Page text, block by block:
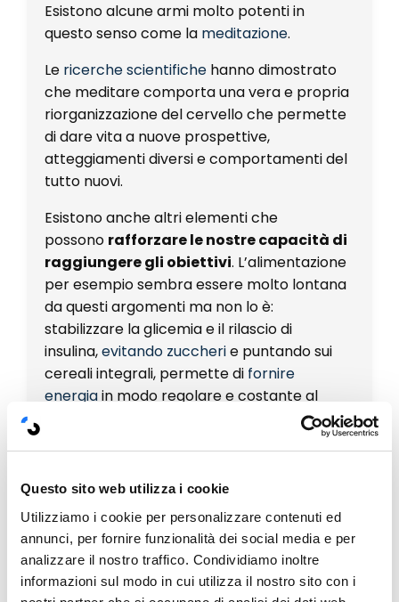
Questo sito web utilizza i cookie
Utilizziamo i cookie per personalizzare contenuti ed
annunci, per fornire funzionalità dei social media e per
analizzare il nostro traffico. Condividiamo inoltre
informazioni sul modo in cui utilizza il nostro sito con i
Esistono alcune armi molto potenti in
questo senso come la meditazione.
Le ricerche scientifiche hanno dimostrato
che meditare comporta una vera e propria
riorganizzazione del cervello che permette
di dare vita a nuove prospettive,
atteggiamenti diversi e comportamenti del
tutto nuovi.
Esistono anche altri elementi che
possono rafforzare le nostre capacità di
raggiungere gli obiettivi. L’alimentazione
per esempio sembra essere molto lontana
da questi argomenti ma non lo è:
stabilizzare la glicemia e il rilascio di
insulina,evitando zuccherie puntando sui
cereali integrali, permette di fornire
energiain modo regolare e costante al
corpo e al cervello ci rende più capaci di
Allo stesso modo abituarsi ad
unallenamento fisico regolare non rafforza
solo il corpo ma anche la mente e ci rende
più capaci di affrontare le sfide oltre le quali
si trovano i nostri obiettivi.